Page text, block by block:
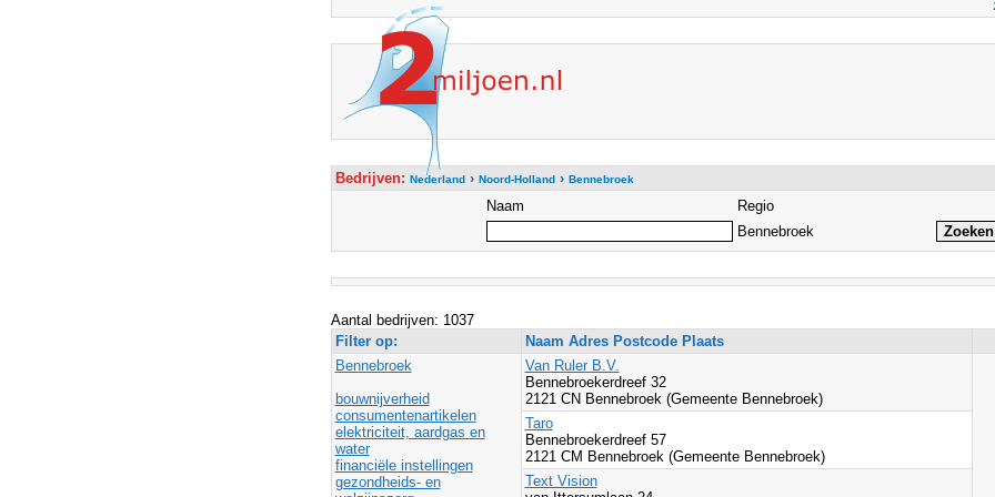
Bedrijven: Nederland› Noord-Holland› Bennebroek
Naam
Regio
Bennebroek
Aantal bedrijven: 1037
Filter op:
Naam Adres Postcode Plaats
Bennebroek
bouwnijverheid
consumentenartikelen
elektriciteit, aardgas en
water
financiële instellingen
gezondheids- en
Van Ruler B.V.
Bennebroekerdreef 32
2121 CN Bennebroek (Gemeente Bennebroek)
Taro
Bennebroekerdreef 57
2121 CM Bennebroek (Gemeente Bennebroek)
Text Vision